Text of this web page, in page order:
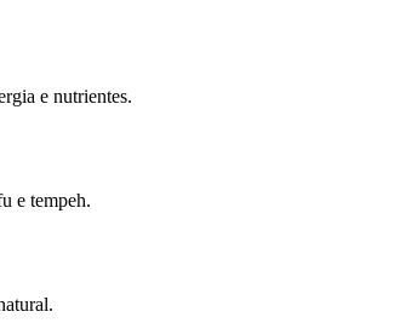
e nutrientes.
e tempeh.